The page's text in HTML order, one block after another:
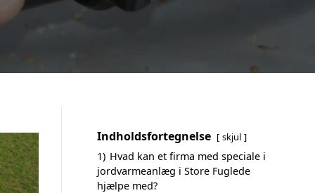
Indholdsfortegnelse skjul
1) Hvad kan et firma med speciale i
jordvarmeanlæg i Store Fuglede
hjælpe med?